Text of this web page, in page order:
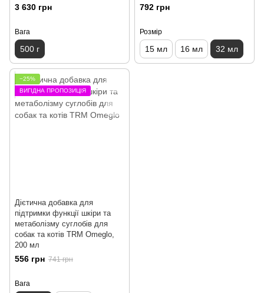
3 630 грн
Вага
500 г
792 грн
Розмір
15 мл 16 мл 32 мл
−25%
ВИГІДНА ПРОПОЗИЦІЯ
Дієтична добавка для
підтримки функції шкіри та
метаболізму суглобів для
собак та котів TRM Omeglo,
200 мл
556 грн 741 грн
Вага